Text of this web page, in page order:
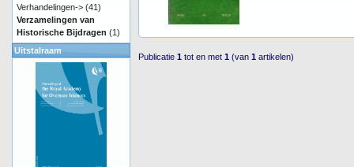
Publicatie 1 tot en met 1 (van 1 artikelen)
Verhandelingen-> (41)
Verzamelingen van
Historische Bijdragen (1)
Uitstalraam